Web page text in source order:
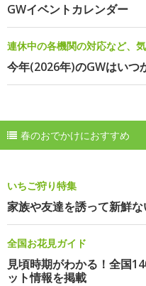
GWイベントカレンダー
連休中の各機関の対応など、
今年(2026年)のGWはいつ
春のおでかけにおすすめ
いちご狩り特集
家族や友達を誘って新鮮
全国お花見ガイド
見頃時期がわかる！全国
ット情報を掲載